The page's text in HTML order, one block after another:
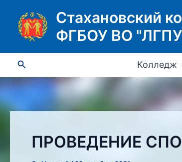
содержимому
Стахановский
ФГБОУ ВО
Поиск Колледж
ПРОВЕДЕНИЕ